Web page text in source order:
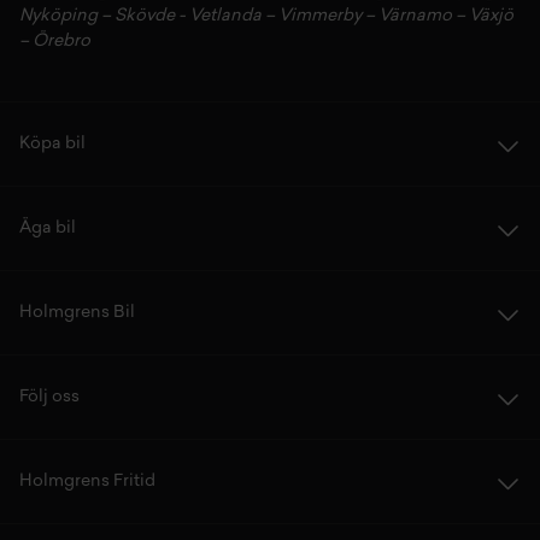
Nyköping– Skövde- Vetlanda – Vimmerby– Värnamo – Växjö
– Örebro
Köpa bil
Äga bil
Holmgrens Bil
Följ oss
Holmgrens Fritid